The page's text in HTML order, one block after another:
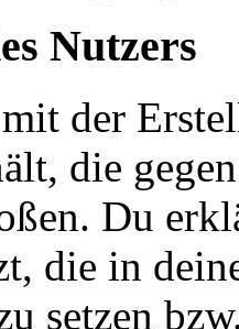
Nutzers
der
die
Du
die in
setzen